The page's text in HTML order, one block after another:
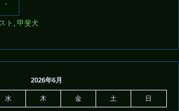
ト , 甲斐犬
2026年6月
水 木 金 土 日